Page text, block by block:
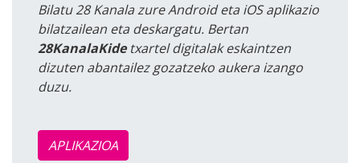
Bilatu 28 Kanala zure Android eta iOS aplikazio
bilatzailean eta deskargatu. Bertan
28KanalaKidetxartel digitalak eskaintzen
dizuten abantailez gozatzeko aukera izango
duzu.
APLIKAZIOA